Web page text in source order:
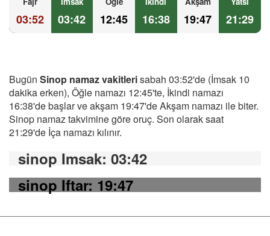
03:52 03:42 12:45 16:38 19:47 21:29
Bugün Sinop namaz vakitlerisabah 03:52'de (İmsak 10
dakika erken), Öğle namazı 12:45'te, İkindi namazı
16:38'de başlar ve akşam 19:47'de Akşam namazı ile biter.
Sinop namaz takvimine göre oruç. Son olarak saat
21:29'de İça namazı kılınır.
sinop Imsak: 03:42
sinop Iftar: 19:47